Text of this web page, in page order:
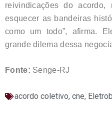
reivindicações do acordo,
esquecer as bandeiras
como um todo”, afirma.
grande dilema dessa
Fonte: Senge-RJ
acordo coletivo, cne,